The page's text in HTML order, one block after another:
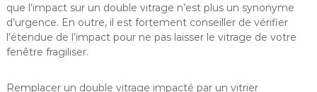
que l’impact sur un double vitrage n’est plus un synonyme
d’urgence. En outre, il est fortement conseiller de vérifier
l’étendue de l’impact pour ne pas laisser le vitrage de votre
fenêtre fragiliser.
Remplacer un double vitrage impacté par un vitrier